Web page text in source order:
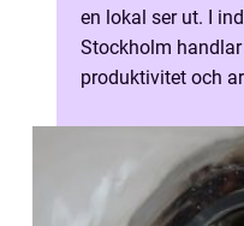
en lokal ser ut. I
Stockholm
produktivitet och